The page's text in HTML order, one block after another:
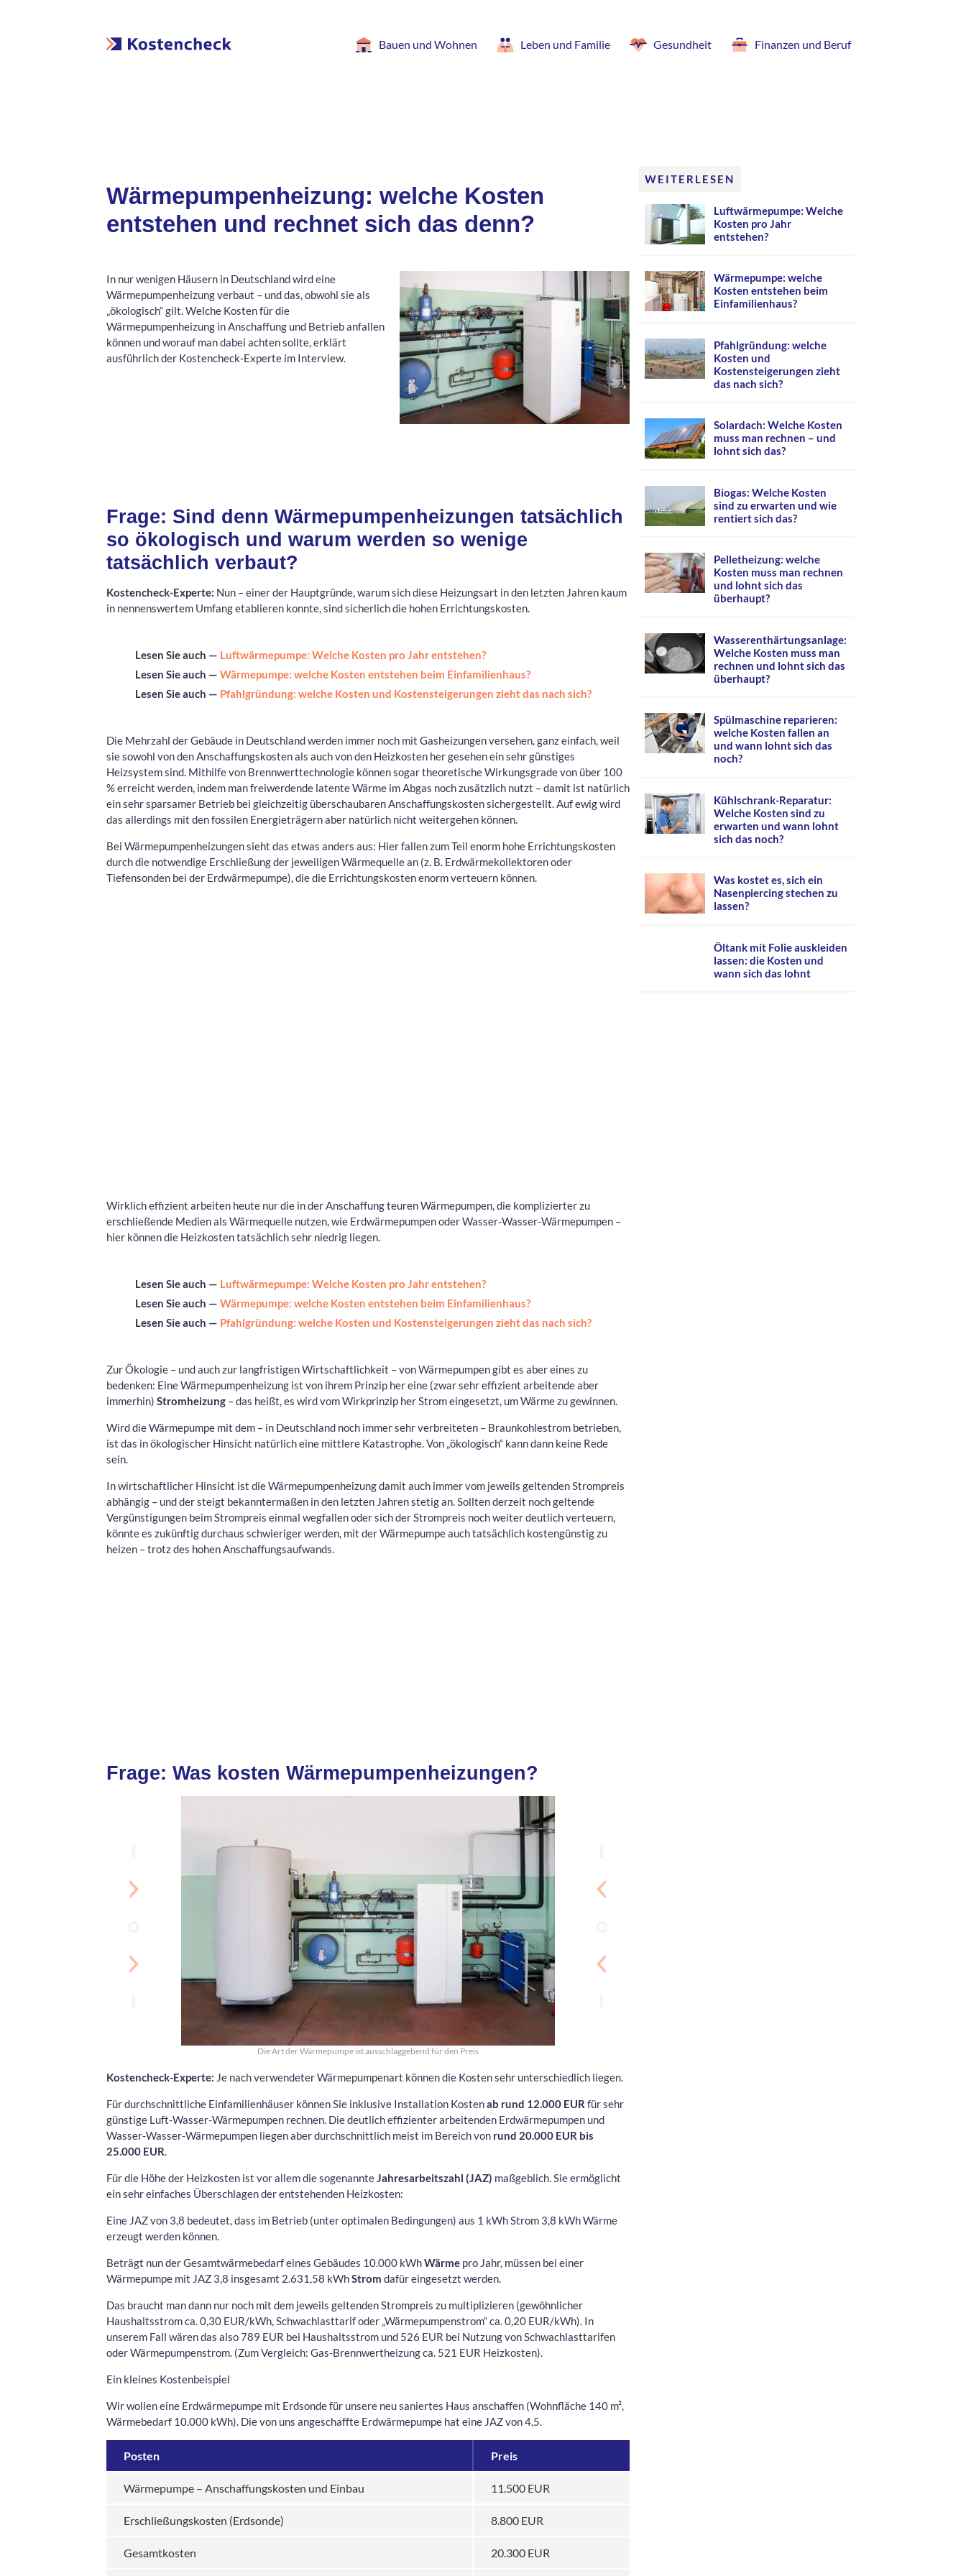
Bauen und Wohnen Leben und Familie Gesundheit Finanzen und Beruf
Wärmepumpenheizung: welche Kosten
entstehen und rechnet sich das denn?
In nur wenigen Häusern in Deutschland wird eine
Wärmepumpenheizung verbaut – und das, obwohl sie als
„ökologisch“ gilt. Welche Kosten für die
Wärmepumpenheizung in Anschaffung und Betrieb anfallen
können und worauf man dabei achten sollte, erklärt
ausführlich der Kostencheck-Experte im Interview.
Frage: Sind denn Wärmepumpenheizungen tatsächlich
so ökologisch und warum werden so wenige
tatsächlich verbaut?
Kostencheck-Experte: Nun – einer der Hauptgründe, warum sich diese Heizungsart in den letzten Jahren kaum
in nennenswertem Umfang etablieren konnte, sind sicherlich die hohen Errichtungskosten.
Lesen Sie auch — Luftwärmepumpe: Welche Kosten pro Jahr entstehen?
Lesen Sie auch — Wärmepumpe: welche Kosten entstehen beim Einfamilienhaus?
Lesen Sie auch — Pfahlgründung: welche Kosten und Kostensteigerungen zieht das nach sich?
Die Mehrzahl der Gebäude in Deutschland werden immer noch mit Gasheizungen versehen, ganz einfach, weil
sie sowohl von den Anschaffungskosten als auch von den Heizkosten her gesehen ein sehr günstiges
Heizsystem sind. Mithilfe von Brennwerttechnologie können sogar theoretische Wirkungsgrade von über 100
% erreicht werden, indem man freiwerdende latente Wärme im Abgas noch zusätzlich nutzt – damit ist natürlich
ein sehr sparsamer Betrieb bei gleichzeitig überschaubaren Anschaffungskosten sichergestellt. Auf ewig wird
das allerdings mit den fossilen Energieträgern aber natürlich nicht weitergehen können.
Bei Wärmepumpenheizungen sieht das etwas anders aus: Hier fallen zum Teil enorm hohe Errichtungskosten
durch die notwendige Erschließung der jeweiligen Wärmequelle an (z. B. Erdwärmekollektoren oder
Tiefensonden bei der Erdwärmepumpe), die die Errichtungskosten enorm verteuern können.
Wirklich effizient arbeiten heute nur die in der Anschaffung teuren Wärmepumpen, die komplizierter zu
erschließende Medien als Wärmequelle nutzen, wie Erdwärmepumpen oder Wasser-Wasser-Wärmepumpen –
hier können die Heizkosten tatsächlich sehr niedrig liegen.
Lesen Sie auch — Luftwärmepumpe: Welche Kosten pro Jahr entstehen?
Lesen Sie auch — Wärmepumpe: welche Kosten entstehen beim Einfamilienhaus?
Lesen Sie auch — Pfahlgründung: welche Kosten und Kostensteigerungen zieht das nach sich?
Zur Ökologie – und auch zur langfristigen Wirtschaftlichkeit – von Wärmepumpen gibt es aber eines zu
bedenken: Eine Wärmepumpenheizung ist von ihrem Prinzip her eine (zwar sehr effizient arbeitende aber
immerhin) Stromheizung – das heißt, es wird vom Wirkprinzip her Strom eingesetzt, um Wärme zu gewinnen.
Wird die Wärmepumpe mit dem – in Deutschland noch immer sehr verbreiteten – Braunkohlestrom betrieben,
ist das in ökologischer Hinsicht natürlich eine mittlere Katastrophe. Von „ökologisch“ kann dann keine Rede
sein.
In wirtschaftlicher Hinsicht ist die Wärmepumpenheizung damit auch immer vom jeweils geltenden Strompreis
abhängig – und der steigt bekanntermaßen in den letzten Jahren stetig an. Sollten derzeit noch geltende
Vergünstigungen beim Strompreis einmal wegfallen oder sich der Strompreis noch weiter deutlich verteuern,
könnte es zukünftig durchaus schwieriger werden, mit der Wärmepumpe auch tatsächlich kostengünstig zu
heizen – trotz des hohen Anschaffungsaufwands.
Frage: Was kosten Wärmepumpenheizungen?
Die Art der Wärmepumpe ist ausschlaggebend für den Preis
Kostencheck-Experte: Je nach verwendeter Wärmepumpenart können die Kosten sehr unterschiedlich liegen.
Für durchschnittliche Einfamilienhäuser können Sie inklusive Installation Kostenab rund 12.000 EUR für sehr
günstige Luft-Wasser-Wärmepumpen rechnen. Die deutlich effizienter arbeitenden Erdwärmepumpen und
Wasser-Wasser-Wärmepumpen liegen aber durchschnittlich meist im Bereich von rund 20.000 EUR bis
25.000 EUR.
Für die Höhe der Heizkosten ist vor allem die sogenannteJahresarbeitszahl (JAZ) maßgeblich. Sie ermöglicht
ein sehr einfaches Überschlagen der entstehenden Heizkosten:
Eine JAZ von 3,8 bedeutet, dass im Betrieb (unter optimalen Bedingungen) aus 1 kWh Strom 3,8 kWh Wärme
erzeugt werden können.
Beträgt nun der Gesamtwärmebedarf eines Gebäudes 10.000 kWhWärme pro Jahr, müssen bei einer
Wärmepumpe mit JAZ 3,8 insgesamt 2.631,58 kWhStrom dafür eingesetzt werden.
Das braucht man dann nur noch mit dem jeweils geltenden Strompreis zu multiplizieren (gewöhnlicher
Haushaltsstrom ca. 0,30 EUR/kWh, Schwachlasttarif oder „Wärmepumpenstrom“ ca. 0,20 EUR/kWh). In
unserem Fall wären das also 789 EUR bei Haushaltsstrom und 526 EUR bei Nutzung von Schwachlasttarifen
oder Wärmepumpenstrom. (Zum Vergleich: Gas-Brennwertheizung ca. 521 EUR Heizkosten).
Ein kleines Kostenbeispiel
Wir wollen eine Erdwärmepumpe mit Erdsonde für unsere neu saniertes Haus anschaffen (Wohnfläche 140 m²,
Wärmebedarf 10.000 kWh). Die von uns angeschaffte Erdwärmepumpe hat eine JAZ von 4,5.
Posten Preis
Wärmepumpe – Anschaffungskosten und Einbau 11.500 EUR
Erschließungskosten (Erdsonde) 8.800 EUR
Gesamtkosten 20.300 EUR
WEITERLESEN
Luftwärmepumpe: Welche
Kosten pro Jahr
entstehen?
Wärmepumpe: welche
Kosten entstehen beim
Einfamilienhaus?
Pfahlgründung: welche
Kosten und
Kostensteigerungen zieht
das nach sich?
Solardach: Welche Kosten
muss man rechnen – und
lohnt sich das?
Biogas: Welche Kosten
sind zu erwarten und wie
rentiert sich das?
Pelletheizung: welche
Kosten muss man rechnen
und lohnt sich das
überhaupt?
Wasserenthärtungsanlage:
Welche Kosten muss man
rechnen und lohnt sich das
überhaupt?
Spülmaschine reparieren:
welche Kosten fallen an
und wann lohnt sich das
noch?
Kühlschrank-Reparatur:
Welche Kosten sind zu
erwarten und wann lohnt
sich das noch?
Was kostet es, sich ein
Nasenpiercing stechen zu
lassen?
Öltank mit Folie auskleiden
lassen: die Kosten und
wann sich das lohnt